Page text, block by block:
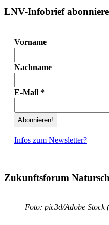
LNV-Infobrief
Vorname
Nachname
E-Mail *
Infos zum Newsletter?
Zukunftsforum
Foto: pic3d/Adobe Stock